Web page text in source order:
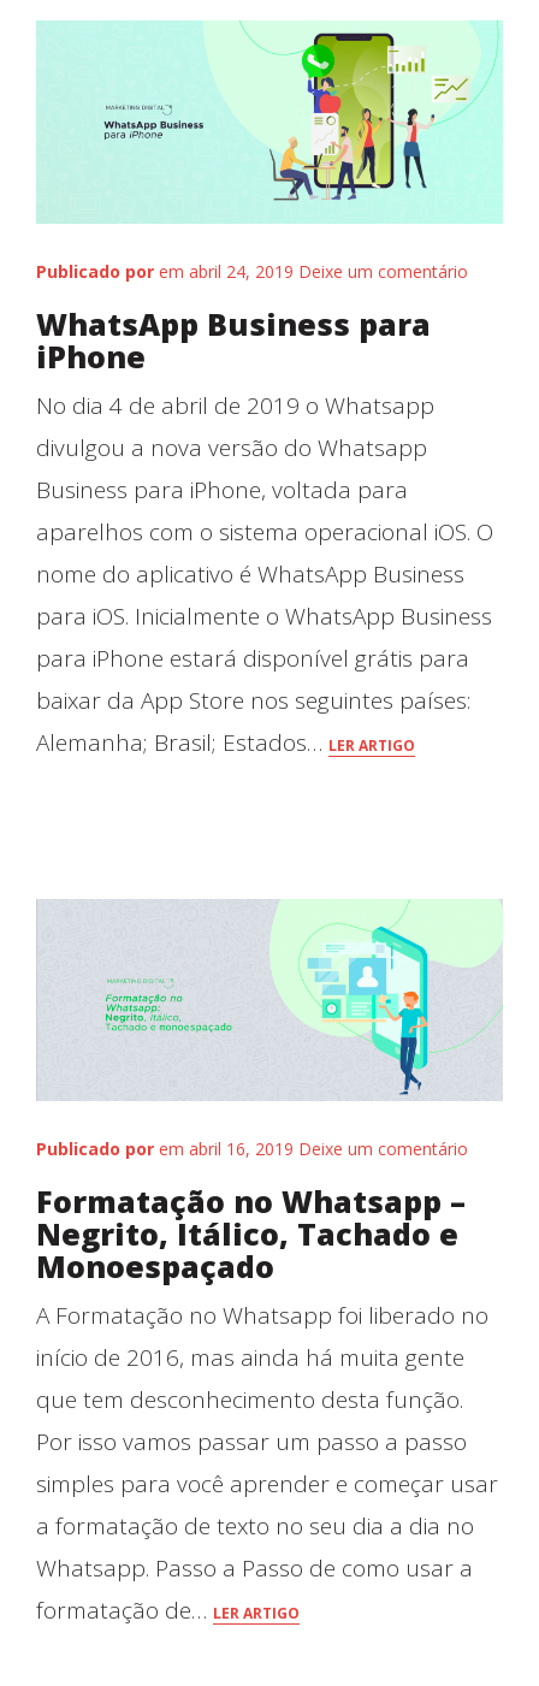
Quem somos
Publicado por em abril 24, 2019 Deixe um comentário
WhatsApp Business para
iPhone
No dia 4 de abril de 2019 o Whatsapp
divulgou a nova versão do Whatsapp
Business para iPhone, voltada para
aparelhos com o sistema operacional iOS. O
nome do aplicativo é WhatsApp Business
para iOS. Inicialmente o WhatsApp Business
para iPhone estará disponível grátis para
baixar da App Store nos seguintes países:
Alemanha; Brasil; Estados… LER ARTIGO
Publicado por em abril 16, 2019 Deixe um comentário
Formatação no Whatsapp –
Negrito, Itálico, Tachado e
Monoespaçado
A Formatação no Whatsapp foi liberado no
início de 2016, mas ainda há muita gente
que tem desconhecimento desta função.
Por isso vamos passar um passo a passo
simples para você aprender e começar usar
a formatação de texto no seu dia a dia no
Whatsapp. Passo a Passo de como usar a
formatação de… LER ARTIGO